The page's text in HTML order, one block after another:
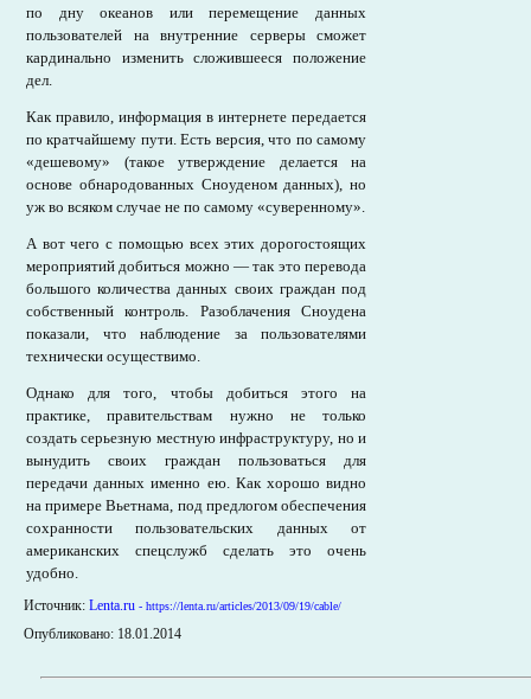
по дну океанов или перемещение данных
пользователей на внутренние серверы сможет
кардинально изменить сложившееся положение
дел.
Как правило, информация в интернете передается
по кратчайшему пути. Есть версия, что по самому
«дешевому» (такое утверждение делается на
основе обнародованных Сноуденом данных), но
уж во всяком случае не по самому «суверенному».
А вот чего с помощью всех этих дорогостоящих
мероприятий добиться можно — так это перевода
большого количества данных своих граждан под
собственный контроль. Разоблачения Сноудена
показали, что наблюдение за пользователями
технически осуществимо.
Однако для того, чтобы добиться этого на
практике, правительствам нужно не только
создать серьезную местную инфраструктуру, но и
вынудить своих граждан пользоваться для
передачи данных именно ею. Как хорошо видно
на примере Вьетнама, под предлогом обеспечения
сохранности пользовательских данных от
американских спецслужб сделать это очень
удобно.
Источник: Lenta.ru - https://lenta.ru/articles/2013/09/19/cable/
Опубликовано: 18.01.2014